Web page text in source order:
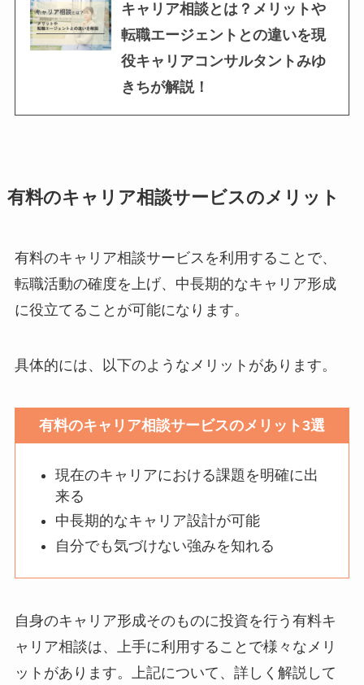
キャリア相談とは？メリットや
転職エージェントとの違いを現
役キャリアコンサルタントみゆ
きちが解説！
有料のキャリア相談サービスのメリット
有料のキャリア相談サービスを利用することで、
転職活動の確度を上げ、中長期的なキャリア形成
に役立てることが可能になります。
具体的には、以下のようなメリットがあります。
有料のキャリア相談サービスのメリット3選
現在のキャリアにおける課題を明確に出
来る
中長期的なキャリア設計が可能
自分でも気づけない強みを知れる
自身のキャリア形成そのものに投資を行う有料キ
ャリア相談は、上手に利用することで様々なメリ
ットがあります。上記について、詳しく解説して